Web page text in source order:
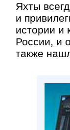
Яхты
и
истории и
России, и
также